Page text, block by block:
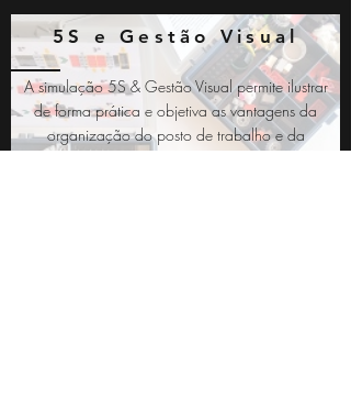
5S e Gestão Visual
A simulação 5S & Gestão Visual permite ilustrar
de forma prática e objetiva as vantagens da
organização do posto de trabalho e da